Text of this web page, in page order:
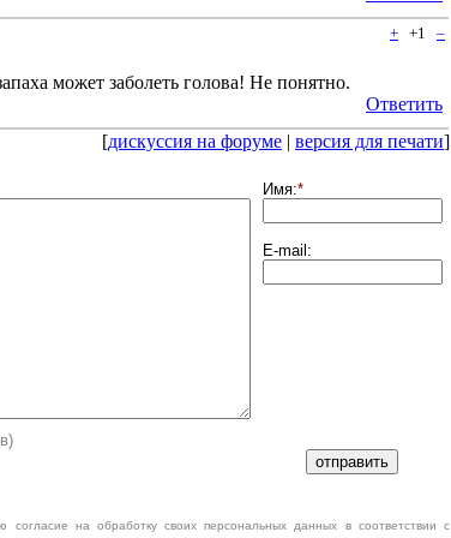
+ +1 –
может заболеть голова! Не понятно.
Ответить
[дискуссия на форуме | версия для печати]
Имя:*
E-mail:
согласие на обработку своих персональных данных в соответствии с